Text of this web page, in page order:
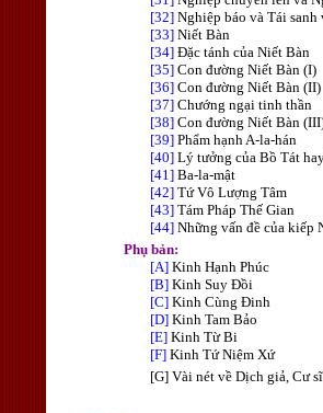
[32] Nghiệp báo và Tái
[33] Niết Bàn
[34] Đặc tánh của Niết Bàn
[35] Con đường Niết Bàn (I)
[36] Con đường Niết Bàn (II)
[37] Chướng ngại tinh thần
[38] Con đường Niết Bàn
[39] Phẩm hạnh A-la-hán
[40] Lý tưởng của Bồ Tát
[41] Ba-la-mật
[42] Tứ Vô Lượng Tâm
[43] Tám Pháp Thế Gian
[44] Những vấn đề của kiếp
Phụ bản:
[A] Kinh Hạnh Phúc
[B] Kinh Suy Đồi
[C] Kinh Cùng Đinh
[D] Kinh Tam Bảo
[E] Kinh Từ Bi
[F] Kinh Tứ Niệm Xứ
[G] Vài nét về Dịch giả, Cư